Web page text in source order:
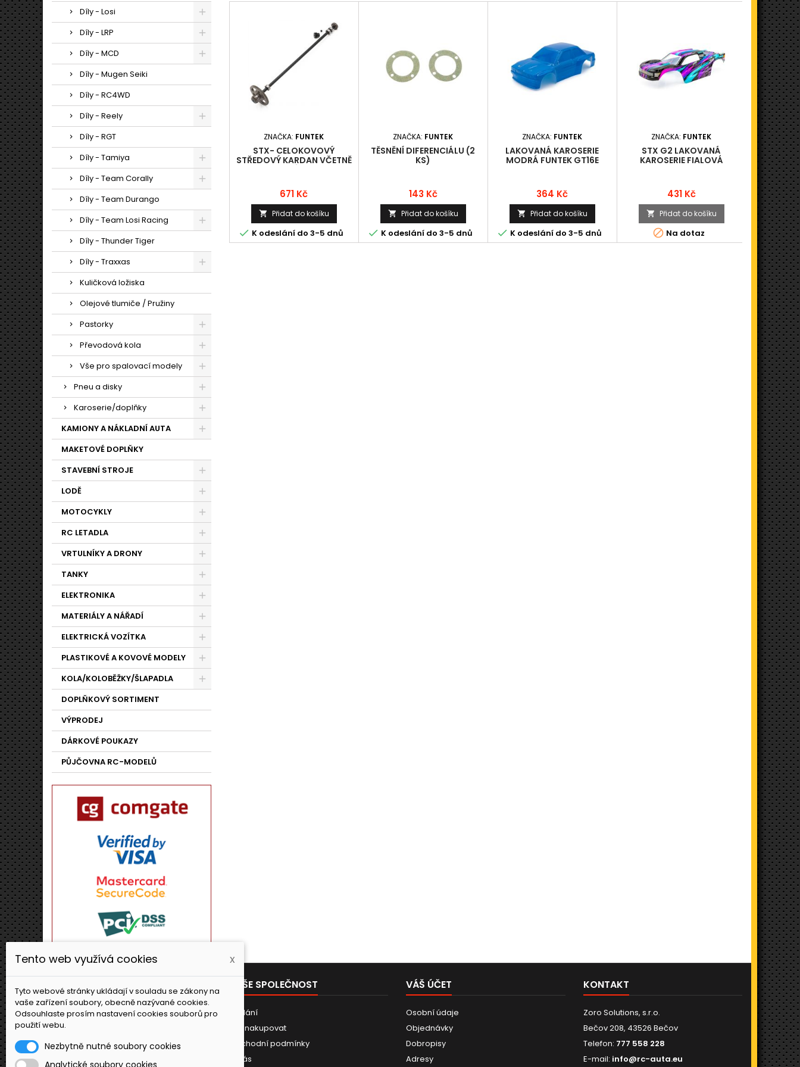
Díly - Losi
Díly - LRP
Díly - MCD
Díly - Mugen Seiki
Díly - RC4WD
Díly - Reely
Díly - RGT
Díly - Tamiya
Díly - Team Corally
Díly - Team Durango
Díly - Team Losi Racing
Díly - Thunder Tiger
Díly - Traxxas
Kuličková ložiska
Olejové tlumiče / Pružiny
Pastorky
Převodová kola
Vše pro spalovací modely
Pneu a disky
Karoserie/doplňky
KAMIONY A NÁKLADNÍ AUTA
MAKETOVÉ DOPLŇKY
STAVEBNÍ STROJE
LODĚ
MOTOCYKLY
RC LETADLA
VRTULNÍKY A DRONY
TANKY
ELEKTRONIKA
MATERIÁLY A NÁŘADÍ
ELEKTRICKÁ VOZÍTKA
PLASTIKOVÉ A KOVOVÉ MODELY
KOLA/KOLOBĚŽKY/ŠLAPADLA
DOPLŇKOVÝ SORTIMENT
VÝPRODEJ
DÁRKOVÉ POUKAZY
PŮJČOVNA RC-MODELŮ
ZNAČKA: FUNTEK
STX- CELOKOVOVÝ
STŘEDOVÝ KARDAN VČETNĚ
Cena
671 Kč
 Přidat do košíku
 K odeslání do 3-5 dnů
ZNAČKA: FUNTEK
TĚSNĚNÍ DIFERENCIÁLU (2
KS)
Cena
143 Kč
 Přidat do košíku
 K odeslání do 3-5 dnů
ZNAČKA: FUNTEK
LAKOVANÁ KAROSERIE
MODRÁ FUNTEK GT16E
Cena
364 Kč
 Přidat do košíku
 K odeslání do 3-5 dnů
ZNAČKA: FUNTEK
STX G2 LAKOVANÁ
KAROSERIE FIALOVÁ
Cena
431 Kč
 Přidat do košíku
 Na dotaz
2.4GHZ

 K
PRODUKTY
Novinky
NAŠE SPOLEČNOST
Dodání
Jak nakupovat
Obchodní podmínky
O nás
VÁŠ ÚČET
Osobní údaje
Objednávky
Dobropisy
Adresy
KONTAKT
Zoro Solutions, s.r.o.
Bečov 208, 43526 Bečov
Telefon: 777 558 228
E-mail: info@rc-auta.eu
Tento web využívá cookies x
Tyto webové stránky ukládají v souladu se zákony na
vaše zařízení soubory, obecně nazývané cookies.
Odsouhlaste prosím nastavení cookies souborů pro
použití webu.
Nezbytně nutné soubory cookies
Analytické soubory cookies